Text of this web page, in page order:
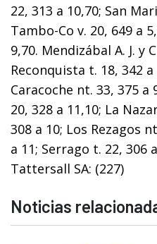
22, 313 a 10,70; San
Tambo-Co v. 20, 649 a
9,70. Mendizábal A. J. y
Reconquista t. 18, 342 a
Caracoche nt. 33, 375 a
20, 328 a 11,10; La
308 a 10; Los Rezagos
a 11; Serrago t. 22, 306
Tattersall SA: (227)
Noticias